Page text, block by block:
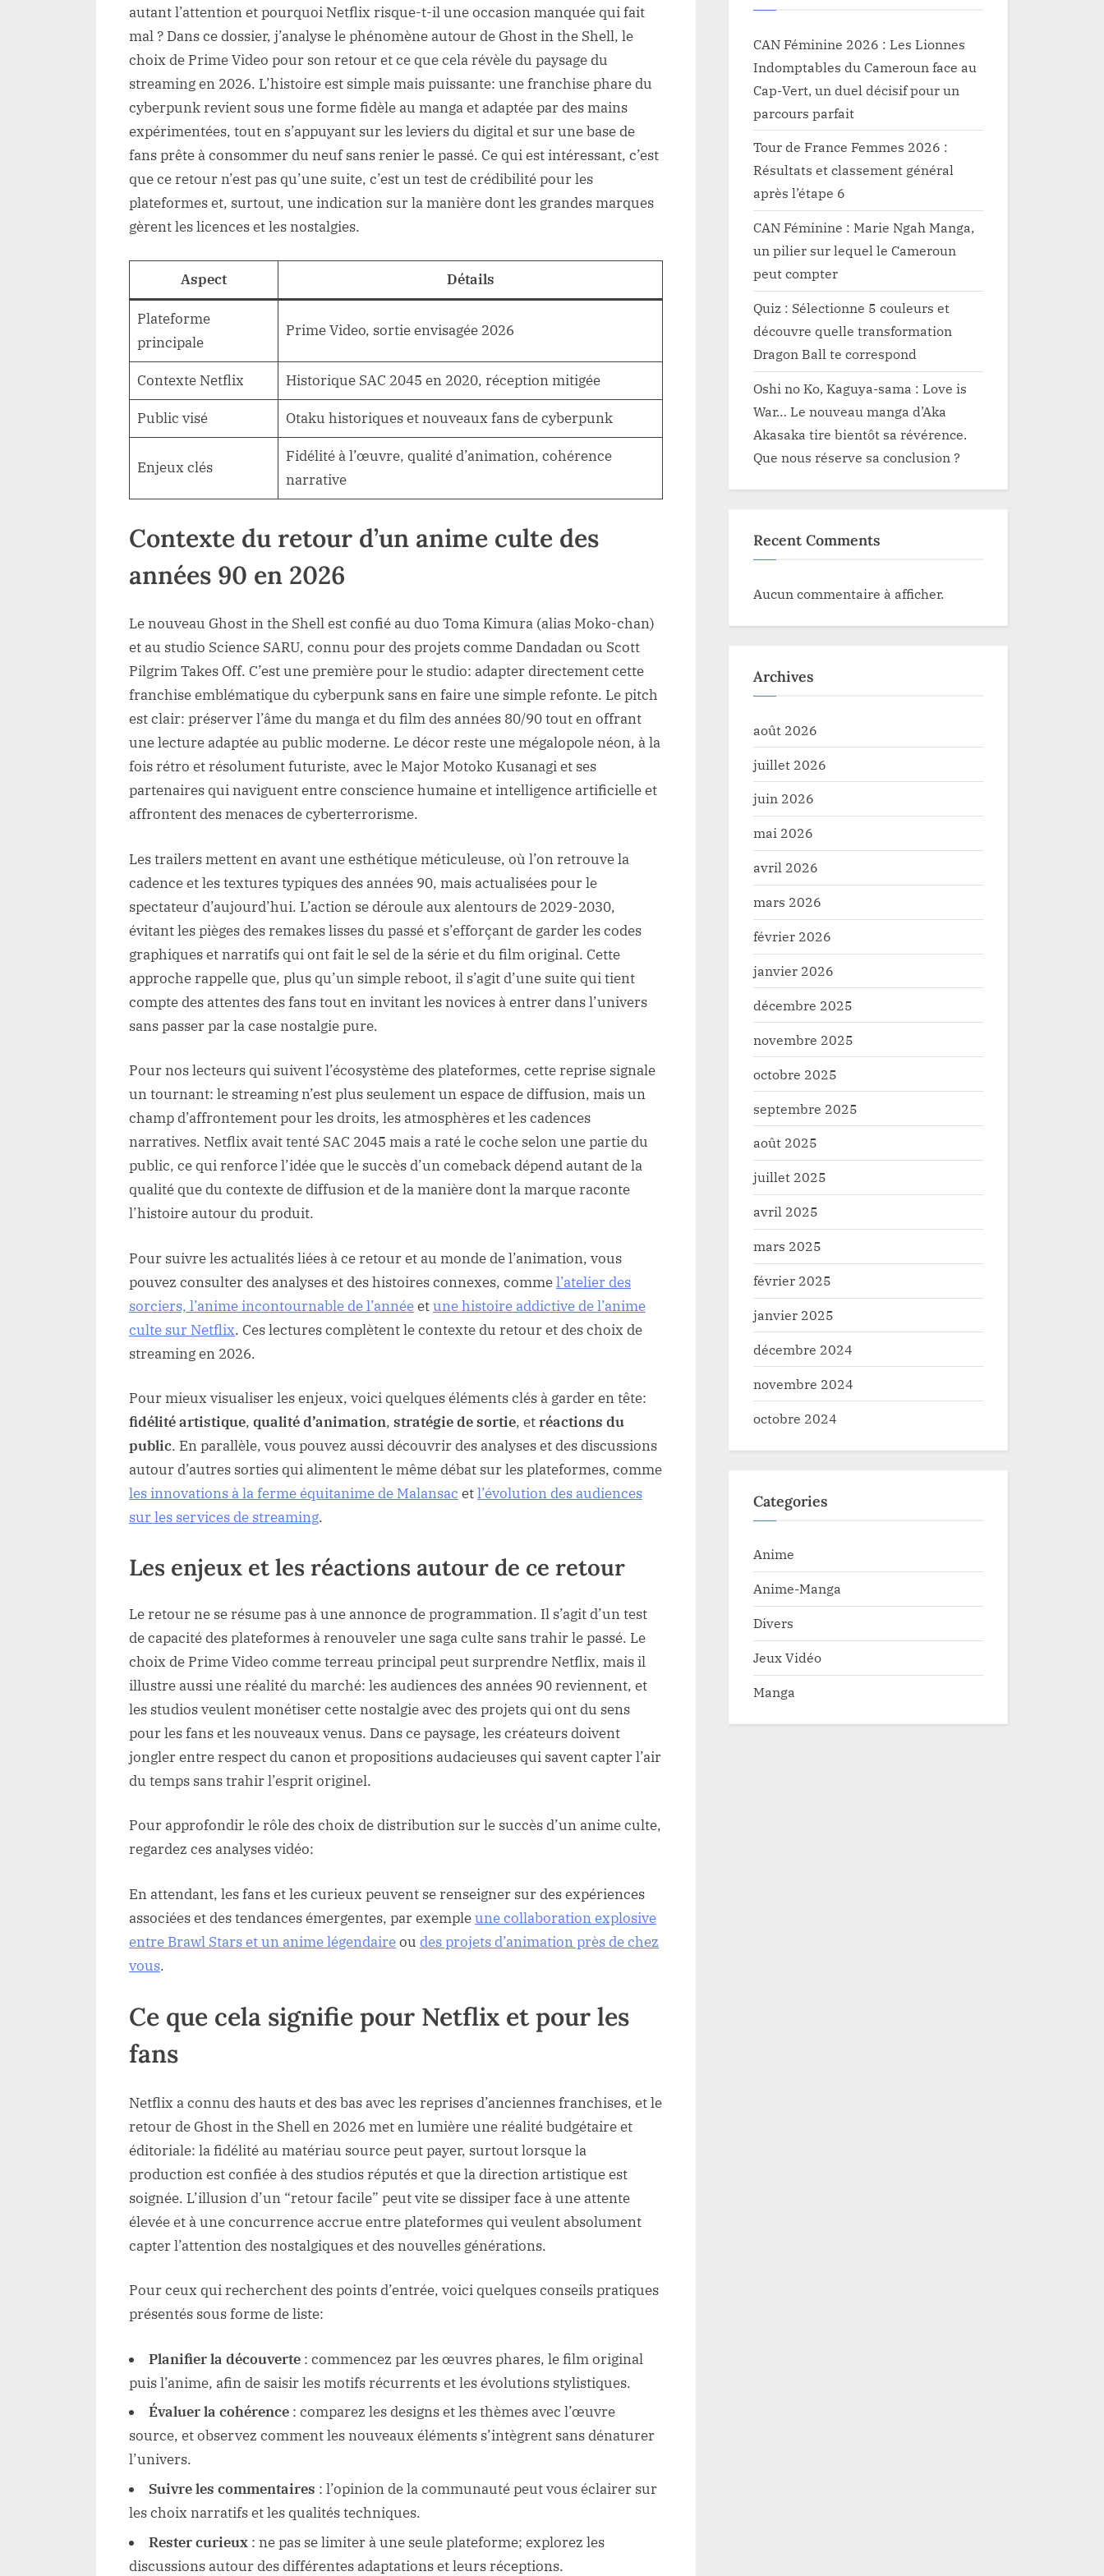
autant l’attention et pourquoi Netflix risque-t-il une occasion manquée qui fait
mal ? Dans ce dossier, j’analyse le phénomène autour de Ghost in the Shell, le
choix de Prime Video pour son retour et ce que cela révèle du paysage du
streaming en 2026. L’histoire est simple mais puissante: une franchise phare du
cyberpunk revient sous une forme fidèle au manga et adaptée par des mains
expérimentées, tout en s’appuyant sur les leviers du digital et sur une base de
fans prête à consommer du neuf sans renier le passé. Ce qui est intéressant, c’est
que ce retour n’est pas qu’une suite, c’est un test de crédibilité pour les
plateformes et, surtout, une indication sur la manière dont les grandes marques
gèrent les licences et les nostalgies.
Aspect Détails
Plateforme
principale
Prime Video, sortie envisagée 2026
Contexte Netflix Historique SAC 2045 en 2020, réception mitigée
Public visé Otaku historiques et nouveaux fans de cyberpunk
Enjeux clés
Fidélité à l’œuvre, qualité d’animation, cohérence
narrative
Contexte du retour d’un anime culte des
années 90 en 2026
Le nouveau Ghost in the Shell est confié au duo Toma Kimura (alias Moko-chan)
et au studio Science SARU, connu pour des projets comme Dandadan ou Scott
Pilgrim Takes Off. C’est une première pour le studio: adapter directement cette
franchise emblématique du cyberpunk sans en faire une simple refonte. Le pitch
est clair: préserver l’âme du manga et du film des années 80/90 tout en offrant
une lecture adaptée au public moderne. Le décor reste une mégalopole néon, à la
fois rétro et résolument futuriste, avec le Major Motoko Kusanagi et ses
partenaires qui naviguent entre conscience humaine et intelligence artificielle et
affrontent des menaces de cyberterrorisme.
Les trailers mettent en avant une esthétique méticuleuse, où l’on retrouve la
cadence et les textures typiques des années 90, mais actualisées pour le
spectateur d’aujourd’hui. L’action se déroule aux alentours de 2029-2030,
évitant les pièges des remakes lisses du passé et s’efforçant de garder les codes
graphiques et narratifs qui ont fait le sel de la série et du film original. Cette
approche rappelle que, plus qu’un simple reboot, il s’agit d’une suite qui tient
compte des attentes des fans tout en invitant les novices à entrer dans l’univers
sans passer par la case nostalgie pure.
Pour nos lecteurs qui suivent l’écosystème des plateformes, cette reprise signale
un tournant: le streaming n’est plus seulement un espace de diffusion, mais un
champ d’affrontement pour les droits, les atmosphères et les cadences
narratives. Netflix avait tenté SAC 2045 mais a raté le coche selon une partie du
public, ce qui renforce l’idée que le succès d’un comeback dépend autant de la
qualité que du contexte de diffusion et de la manière dont la marque raconte
l’histoire autour du produit.
Pour suivre les actualités liées à ce retour et au monde de l’animation, vous
pouvez consulter des analyses et des histoires connexes, commel’atelier des
sorciers, l’anime incontournable de l’annéeetune histoire addictive de l’anime
culte sur Netflix. Ces lectures complètent le contexte du retour et des choix de
streaming en 2026.
Pour mieux visualiser les enjeux, voici quelques éléments clés à garder en tête:
fidélité artistique, qualité d’animation, stratégie de sortie, etréactions du
public. En parallèle, vous pouvez aussi découvrir des analyses et des discussions
autour d’autres sorties qui alimentent le même débat sur les plateformes, comme
les innovations à la ferme équitanime de Malansac etl’évolution des audiences
sur les services de streaming.
Les enjeux et les réactions autour de ce retour
Le retour ne se résume pas à une annonce de programmation. Il s’agit d’un test
de capacité des plateformes à renouveler une saga culte sans trahir le passé. Le
choix de Prime Video comme terreau principal peut surprendre Netflix, mais il
illustre aussi une réalité du marché: les audiences des années 90 reviennent, et
les studios veulent monétiser cette nostalgie avec des projets qui ont du sens
pour les fans et les nouveaux venus. Dans ce paysage, les créateurs doivent
jongler entre respect du canon et propositions audacieuses qui savent capter l’air
du temps sans trahir l’esprit originel.
Pour approfondir le rôle des choix de distribution sur le succès d’un anime culte,
regardez ces analyses vidéo:
En attendant, les fans et les curieux peuvent se renseigner sur des expériences
associées et des tendances émergentes, par exempleune collaboration explosive
entre Brawl Stars et un anime légendaireou des projets d’animation près de chez
vous.
Ce que cela signifie pour Netflix et pour les
fans
Netflix a connu des hauts et des bas avec les reprises d’anciennes franchises, et le
retour de Ghost in the Shell en 2026 met en lumière une réalité budgétaire et
éditoriale: la fidélité au matériau source peut payer, surtout lorsque la
production est confiée à des studios réputés et que la direction artistique est
soignée. L’illusion d’un “retour facile” peut vite se dissiper face à une attente
élevée et à une concurrence accrue entre plateformes qui veulent absolument
capter l’attention des nostalgiques et des nouvelles générations.
Pour ceux qui recherchent des points d’entrée, voici quelques conseils pratiques
présentés sous forme de liste:
Planifier la découverte : commencez par les œuvres phares, le film original
puis l’anime, afin de saisir les motifs récurrents et les évolutions stylistiques.
Évaluer la cohérence : comparez les designs et les thèmes avec l’œuvre
source, et observez comment les nouveaux éléments s’intègrent sans dénaturer
l’univers.
Suivre les commentaires : l’opinion de la communauté peut vous éclairer sur
les choix narratifs et les qualités techniques.
Rester curieux : ne pas se limiter à une seule plateforme; explorez les
discussions autour des différentes adaptations et leurs réceptions.
CAN Féminine 2026 : Les Lionnes
Indomptables du Cameroun face au
Cap-Vert, un duel décisif pour un
parcours parfait
Tour de France Femmes 2026 :
Résultats et classement général
après l’étape 6
CAN Féminine : Marie Ngah Manga,
un pilier sur lequel le Cameroun
peut compter
Quiz : Sélectionne 5 couleurs et
découvre quelle transformation
Dragon Ball te correspond
Oshi no Ko, Kaguya-sama : Love is
War… Le nouveau manga d’Aka
Akasaka tire bientôt sa révérence.
Que nous réserve sa conclusion ?
Recent Comments
Aucun commentaire à afficher.
Archives
août 2026
juillet 2026
juin 2026
mai 2026
avril 2026
mars 2026
février 2026
janvier 2026
décembre 2025
novembre 2025
octobre 2025
septembre 2025
août 2025
juillet 2025
avril 2025
mars 2025
février 2025
janvier 2025
décembre 2024
novembre 2024
octobre 2024
Categories
Anime
Anime-Manga
Divers
Jeux Vidéo
Manga